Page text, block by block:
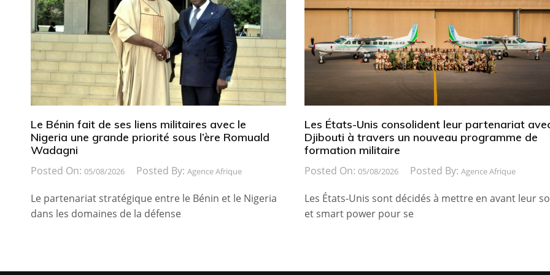
Le Bénin fait de ses liens militaires avec le
Nigeria une grande priorité sous l’ère Romuald
Wadagni
Posted On: 05/08/2026 Posted By: Agence Afrique
Le partenariat stratégique entre le Bénin et le Nigeria
dans les domaines de la défense
Les États-Unis consolident leur partenariat
Djibouti à travers un nouveau programme de
formation militaire
Posted On: 05/08/2026 Posted By: Agence Afrique
Les États-Unis sont décidés à mettre en avant leur
et smart power pour se